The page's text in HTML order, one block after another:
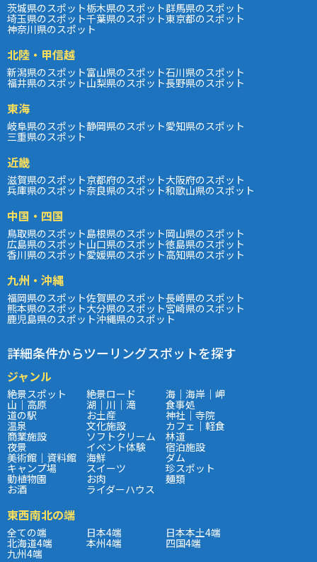
茨城県のスポット栃木県のスポット群馬県のスポット
埼玉県のスポット千葉県のスポット東京都のスポット
神奈川県のスポット
北陸・甲信越
新潟県のスポット富山県のスポット石川県のスポット
福井県のスポット山梨県のスポット長野県のスポット
東海
岐阜県のスポット静岡県のスポット愛知県のスポット
三重県のスポット
近畿
滋賀県のスポット京都府のスポット大阪府のスポット
兵庫県のスポット奈良県のスポット和歌山県のスポット
中国・四国
鳥取県のスポット島根県のスポット岡山県のスポット
広島県のスポット山口県のスポット徳島県のスポット
香川県のスポット愛媛県のスポット高知県のスポット
九州・沖縄
福岡県のスポット佐賀県のスポット長崎県のスポット
熊本県のスポット大分県のスポット宮崎県のスポット
鹿児島県のスポット沖縄県のスポット
詳細条件からツーリングスポットを探す
ジャンル
絶景スポット 絶景ロード 海｜海岸｜岬
山｜高原 湖｜川｜滝 食事処
道の駅 お土産 神社｜寺院
温泉 文化施設 カフェ｜軽食
商業施設 ソフトクリーム 林道
夜景 イベント体験 宿泊施設
美術館｜資料館 海鮮 ダム
キャンプ場 スイーツ 珍スポット
動植物園 お肉 麺類
お酒 ライダーハウス
東西南北の端
全ての端 日本4端 日本本土4端
北海道4端 本州4端 四国4端
九州4端